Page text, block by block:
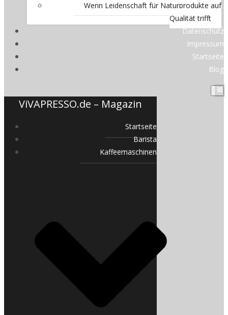
Wenn Leidenschaft für Naturprodukte auf
Qualität trifft
Datenschutz
Impressum
Startseite
Blog
ViVAPRESSO.de – Magazin
Startseite
Barista
Kaffeemaschinen